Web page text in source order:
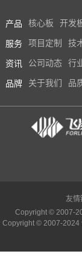
产品 核心板 开发
服务 项目定制 技
资讯 公司动态 行
品牌 关于我们 品
友情
Copyright © 2007-
Copyright © 2007-2024